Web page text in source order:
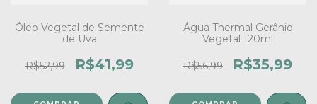
Óleo Vegetal de Semente
de Uva
R$52,99 R$41,99
Água Thermal Gerânio
Vegetal 120ml
R$56,99 R$35,99